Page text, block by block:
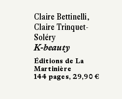
Claire Bettinelli,
Claire Trinquet-
Soléry
K-beauty
Éditions de La
Martinière
144 pages, 29,90 €